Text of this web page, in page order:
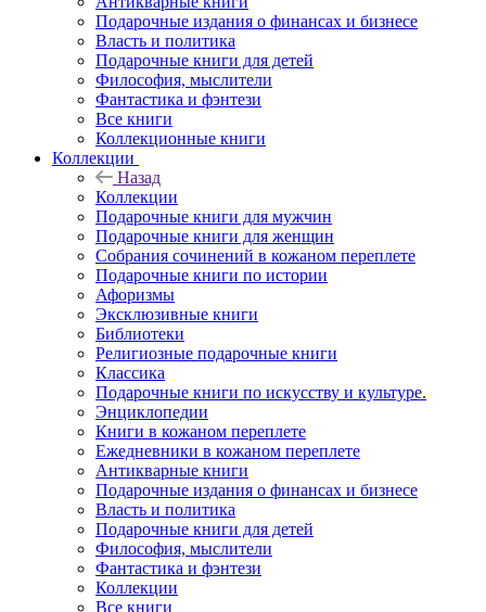
Подарочные издания о финансах и бизнесе
Власть и политика
Подарочные книги для детей
Философия, мыслители
Фантастика и фэнтези
Все книги
Коллекционные книги
Коллекции
Назад
Коллекции
Подарочные книги для мужчин
Подарочные книги для женщин
Собрания сочинений в кожаном переплете
Подарочные книги по истории
Афоризмы
Эксклюзивные книги
Библиотеки
Религиозные подарочные книги
Классика
Подарочные книги по искусству и культуре.
Энциклопедии
Книги в кожаном переплете
Ежедневники в кожаном переплете
Антикварные книги
Подарочные издания о финансах и бизнесе
Власть и политика
Подарочные книги для детей
Философия, мыслители
Фантастика и фэнтези
Коллекции
Все книги